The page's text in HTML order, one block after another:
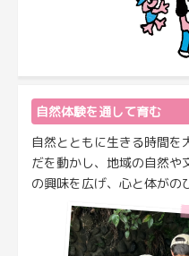
自然体験を通して育む
自然とともに生きる時間を
だを動かし、地域の自然や
の興味を広げ、心と体がの